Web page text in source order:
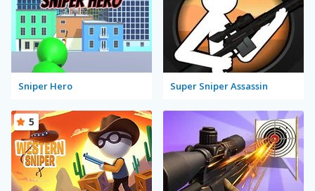
Sniper Hero Super Sniper Assassin
5